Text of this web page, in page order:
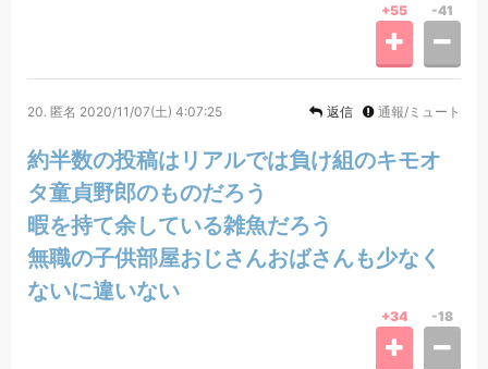
+55 -41
20. 匿名 2020/11/07(土) 4:07:25 返信 通報/ミュート
約半数の投稿はリアルでは負け組のキモオ
タ童貞野郎のものだろう
暇を持て余している雑魚だろう
無職の子供部屋おじさんおばさんも少なく
ないに違いない
+34 -18